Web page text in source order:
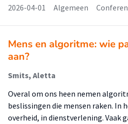
2026-04-01
Algemeen
Mens en algoritme: wie
aan?
Smits, Aletta
Overal om ons heen nemen
beslissingen die mensen raken. In
overheid, in dienstverlening. Vaak